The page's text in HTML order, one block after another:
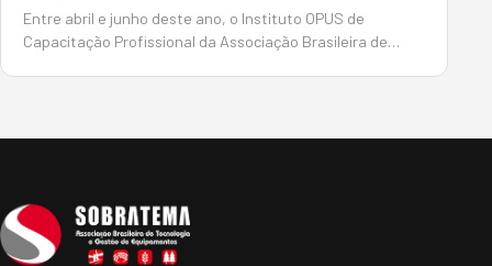
Entre abril e junho deste ano, o Instituto OPUS de
Capacitação Profissional da Associação Brasileira de